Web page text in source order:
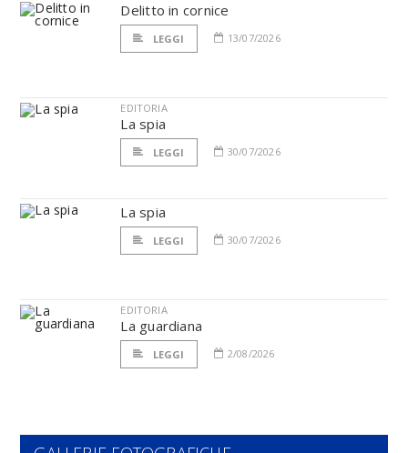
Delitto in cornice
LEGGI 13/07/2026
EDITORIA
La spia
LEGGI 30/07/2026
La spia
LEGGI 30/07/2026
EDITORIA
La guardiana
LEGGI 2/08/2026